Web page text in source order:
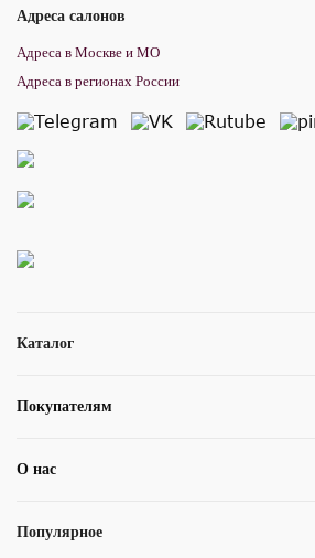
Каталог
Покупателям
О нас
Популярное
Адреса салонов
Адреса в Москве и МО
Адреса в регионах России